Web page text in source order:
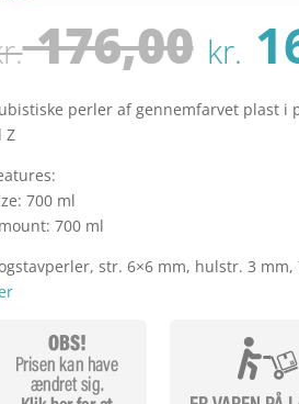
176,00 kr.
perler af gennemfarvet plast i
Z
700 ml
700 ml
str. 6×6 mm, hulstr. 3